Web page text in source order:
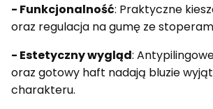
- Funkcjonalność: Praktyczne
oraz regulacja na gumę ze
- Estetyczny wygląd:
oraz gotowy haft nadają bluzie
charakteru.